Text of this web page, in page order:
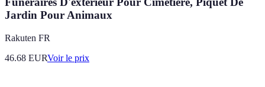
Jardin Pour Animaux
Rakuten FR
46.68 EURVoir le prix